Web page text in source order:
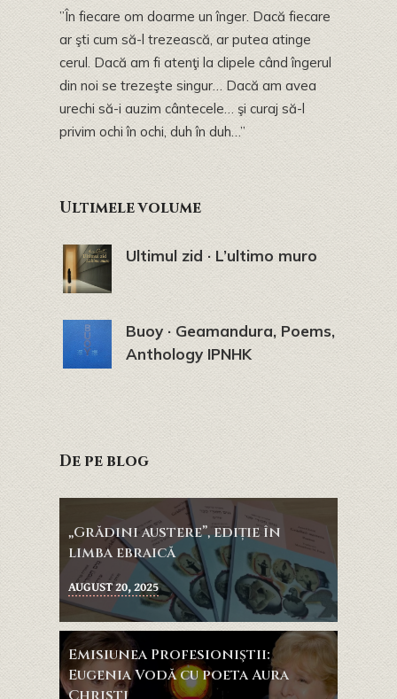
”În fiecare om doarme un înger. Dacă fiecare
ar şti cum să-l trezească, ar putea atinge
cerul. Dacă am fi atenţi la clipele când îngerul
din noi se trezeşte singur… Dacă am avea
urechi să-i auzim cântecele… şi curaj să-l
privim ochi în ochi, duh în duh…”
Ultimele volume
Ultimul zid · L’ultimo muro
Buoy · Geamandura, Poems,
Anthology IPNHK
De pe blog
„Grădini austere”, ediție în
limba ebraică
AUGUST 20, 2025
Emisiunea Profesioniştii:
Eugenia Vodă cu poeta Aura